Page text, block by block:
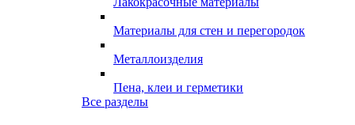
Материалы для стен и перегородок
Металлоизделия
Пена, клеи и герметики
Все разделы